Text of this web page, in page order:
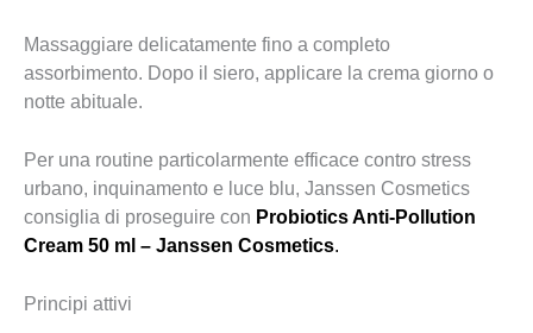
Massaggiare delicatamente fino a completo
assorbimento. Dopo il siero, applicare la crema giorno o
notte abituale.
Per una routine particolarmente efficace contro stress
urbano, inquinamento e luce blu, Janssen Cosmetics
consiglia di proseguire con Probiotics Anti-Pollution
Cream 50 ml – Janssen Cosmetics.
Principi attivi